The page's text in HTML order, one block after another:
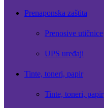
Prenaponska zaštita
Prenosive utičnice
UPS uređaji
Tinte, toneri, papir
Tinte, toneri, papir